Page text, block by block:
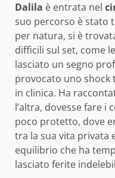
Dalila è entrata nel
suo percorso è stato
per natura, si è
difficili sul set, come
lasciato un segno
provocato uno shock
in clinica. Ha
l’altra, dovesse fare i
poco protetto, dove
tra la sua vita privata
equilibrio che ha
lasciato ferite